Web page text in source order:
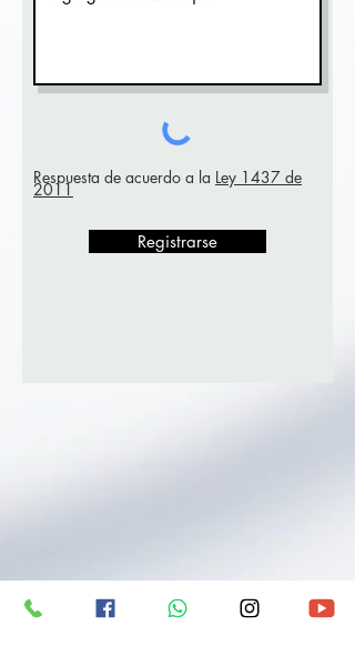
Respuesta de acuerdo a la Ley 1437 de
2011
Registrarse